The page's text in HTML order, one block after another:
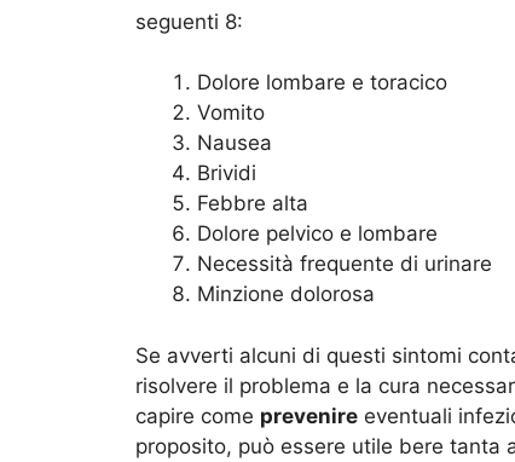
seguenti 8:
Dolore lombare e toracico
Vomito
Nausea
Brividi
Febbre alta
Dolore pelvico e lombare
Necessità frequente di urinare
Minzione dolorosa
Se avverti alcuni di questi sintomi
risolvere il problema e la cura
capire come prevenire eventuali
proposito, può essere utile bere tanta